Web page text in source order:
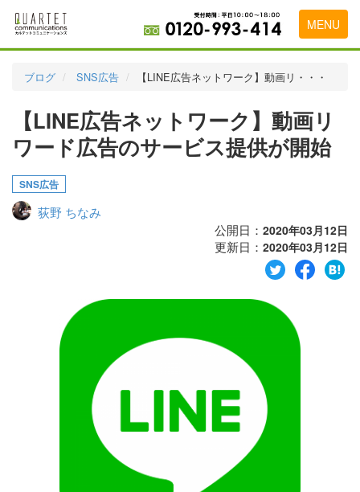
MENU
実績・お客様の声
初めて導入をお考えの方
代理店の乗り換えをお考えの方
お問い合わせ
ブログ SNS広告 【LINE広告ネットワーク】動画リ・・・
【LINE広告ネットワーク】動画リ
ワード広告のサービス提供が開始
SNS広告
荻野 ちなみ
公開日： 2020年03月12日
更新日： 2020年03月12日